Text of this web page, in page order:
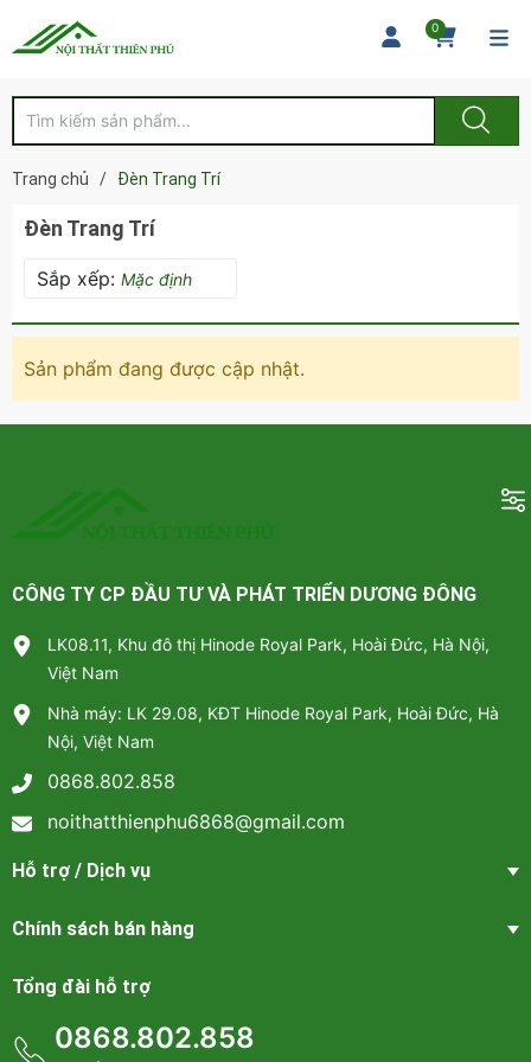
0
Trang chủ / Đèn Trang Trí
Đèn Trang Trí
Sắp xếp: Mặc định
Sản phẩm đang được cập nhật.
CÔNG TY CP ĐẦU TƯ VÀ PHÁT TRIỂN DƯƠNG ĐÔNG
LK08.11, Khu đô thị Hinode Royal Park, Hoài Đức, Hà Nội,
Việt Nam
Nhà máy: LK 29.08, KĐT Hinode Royal Park, Hoài Đức, Hà
Nội, Việt Nam
0868.802.858
noithatthienphu6868@gmail.com
Hỗ trợ / Dịch vụ
Chính sách bán hàng
Tổng đài hỗ trợ
0868.802.858